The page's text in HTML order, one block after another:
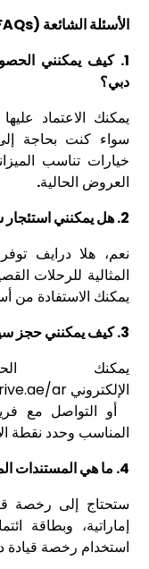
الأسئلة الشائعة (FAQs)
1. كيف يمكنني
دبي؟
يمكنك الاعتماد
سواء كنت بحاجة
خيارات تناسب
العروض الحالية.
2. هل يمكنني استئجار
نعم، هلا درايف
المثالية للرحلات
يمكنك الاستفادة من
3. كيف يمكنني حجز
يمكنك
الإلكترونيar
أو التواصل مع
المناسب وحدد نقطة
4. ما هي المستندات
ستحتاج إلى رخصة
إماراتية، وبطاقة
استخدام رخصة قيادة